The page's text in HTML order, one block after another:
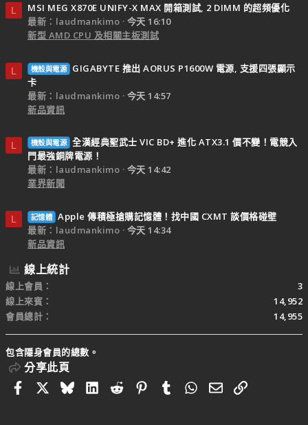
L
MSI MEG X870E UNIFY-X MAX 開箱測試, 2 DIMM 的超頻優化
最新：laudmankimo
今天 16:10
新型 AMD CPU 及相關主板測試
L 機殼與電源
GIGABYTE 推出 AORUS P1600W 電源, 支援四張顯示
卡
最新：laudmankimo
今天 14:57
新品資訊
L 機殼與電源 全漢經典聖武士 VIC BD+ 進化 ATX3.1 價不變！電競入
門最強銅牌電源！
最新：laudmankimo
今天 14:42
業界新聞
L 記憶體 Apple 傳積極搶購記憶體！找中國 CXMT 談價格碰壁
最新：laudmankimo
今天 14:34
新品資訊
線上統計
線上會員
3
線上來賓
14,952
會員總計
14,955
包含隱身會員的總數。
分享此頁
FacebookBlueskyLinkedIn
RedditPinterestTumblrWhatsApp
電子郵件
連結